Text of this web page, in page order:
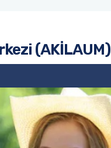
(AKİLAUM)